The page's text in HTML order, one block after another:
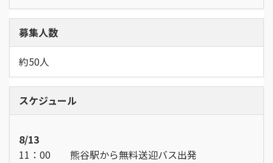
募集人数
約50人
スケジュール
8/13
11：00 熊谷駅から無料送迎バス出発